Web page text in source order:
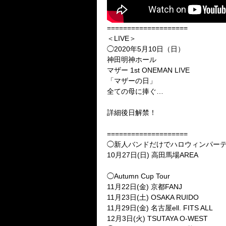
====================
＜LIVE＞
◯2020年5月10日（日）
神田明神ホール
マザー 1st ONEMAN LIVE
「マザーの日」
全ての母に捧ぐ…
詳細後日解禁！
====================
◯新人バンドだけでハロウィンパー
10月27日(日) 高田馬場AREA
◯Autumn Cup Tour
11月22日(金) 京都FANJ
11月23日(土) OSAKA RUIDO
11月29日(金) 名古屋ell. FITS ALL
12月3日(火) TSUTAYA O-WEST